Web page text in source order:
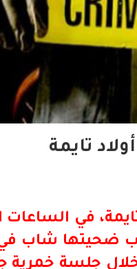
تايمة
في الساعات
ضحيتها شاب في
خلال جلسة